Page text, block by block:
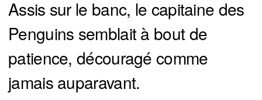
Assis sur le banc, le capitaine des
Penguins semblait à bout de
patience, découragé comme
jamais auparavant.